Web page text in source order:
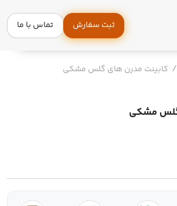
ثبت سفارش تماس با ما
کابینت مدرن های گلس مشکی
گلس مشکی